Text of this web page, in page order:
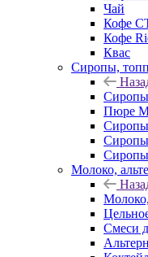
Чай
Кофе
Кофе
Квас
Сиропы,
Пюре
Сиропы
Молоко,
Смеси